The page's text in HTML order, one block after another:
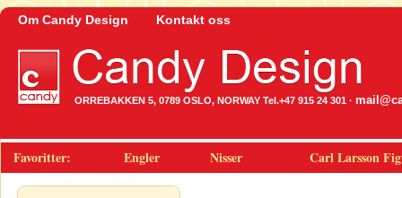
Om Candy Design Kontakt oss
ORREBAKKEN 5, 0789 OSLO, NORWAY Tel.+47 915 24 301 ·
Favoritter: Engler Nisser Carl Larsson